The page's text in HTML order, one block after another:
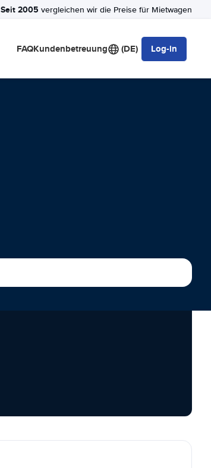
Seit 2005 vergleichen wir die Preise für Mietwagen
FAQKundenbetreuung (DE) Log-in